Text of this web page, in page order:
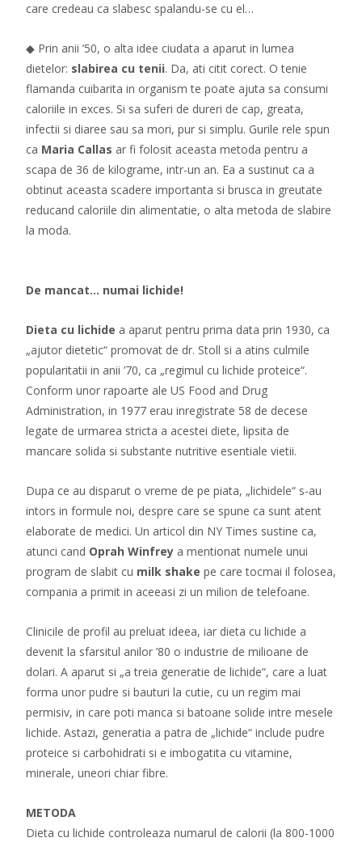
care credeau ca slabesc spalandu-se cu el…
◆ Prin anii ’50, o alta idee ciudata a aparut in lumea
dietelor: slabirea cu tenii. Da, ati citit corect. O tenie
flamanda cuibarita in organism te poate ajuta sa consumi
caloriile in exces. Si sa suferi de dureri de cap, greata,
infectii si diaree sau sa mori, pur si simplu. Gurile rele spun
ca Maria Callas ar fi folosit aceasta metoda pentru a
scapa de 36 de kilograme, intr-un an. Ea a sustinut ca a
obtinut aceasta scadere importanta si brusca in greutate
reducand caloriile din alimentatie, o alta metoda de slabire
la moda.
De mancat… numai lichide!
Dieta cu lichide a aparut pentru prima data prin 1930, ca
„ajutor dietetic“ promovat de dr. Stoll si a atins culmile
popularitatii in anii ’70, ca „regimul cu lichide proteice“.
Conform unor rapoarte ale US Food and Drug
Administration, in 1977 erau inregistrate 58 de decese
legate de urmarea stricta a acestei diete, lipsita de
mancare solida si substante nutritive esentiale vietii.
Dupa ce au disparut o vreme de pe piata, „lichidele“ s-au
intors in formule noi, despre care se spune ca sunt atent
elaborate de medici. Un articol din NY Times sustine ca,
atunci cand Oprah Winfrey a mentionat numele unui
program de slabit cu milk shake pe care tocmai il folosea,
compania a primit in aceeasi zi un milion de telefoane.
Clinicile de profil au preluat ideea, iar dieta cu lichide a
devenit la sfarsitul anilor ’80 o industrie de milioane de
dolari. A aparut si „a treia generatie de lichide“, care a luat
forma unor pudre si bauturi la cutie, cu un regim mai
permisiv, in care poti manca si batoane solide intre mesele
lichide. Astazi, generatia a patra de „lichide“ include pudre
proteice si carbohidrati si e imbogatita cu vitamine,
minerale, uneori chiar fibre.
METODA
Dieta cu lichide controleaza numarul de calorii (la 800-1000